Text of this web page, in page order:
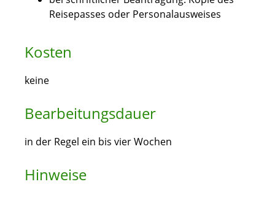
Reisepasses oder Personalausweises
Kosten
keine
Bearbeitungsdauer
in der Regel ein bis vier Wochen
Hinweise